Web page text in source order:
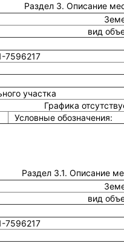
Раздел 3. Описание
вид
7596217
участка
Графика
Условные обозначения:
Раздел 3.1. Описание
вид
7596217